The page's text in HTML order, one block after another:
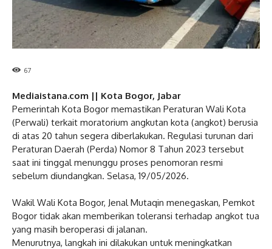
67
Mediaistana.com || Kota Bogor, Jabar
‎Pemerintah Kota Bogor memastikan Peraturan Wali Kota
(Perwali) terkait moratorium angkutan kota (angkot) berusia
di atas 20 tahun segera diberlakukan. Regulasi turunan dari
Peraturan Daerah (Perda) Nomor 8 Tahun 2023 tersebut
saat ini tinggal menunggu proses penomoran resmi
sebelum diundangkan. Selasa, 19/05/2026.
‎Wakil Wali Kota Bogor, Jenal Mutaqin menegaskan, Pemkot
Bogor tidak akan memberikan toleransi terhadap angkot tua
yang masih beroperasi di jalanan.
‎Menurutnya, langkah ini dilakukan untuk meningkatkan